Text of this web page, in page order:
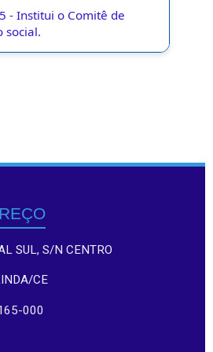
- Institui o Comitê de
social.
SUL, S/N CENTRO
CE
000